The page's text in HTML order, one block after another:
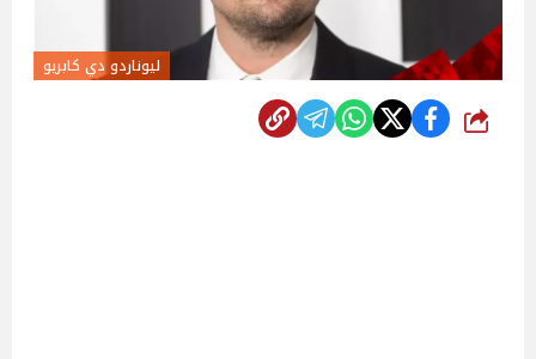
ليوناردو دي كابريو
شارك